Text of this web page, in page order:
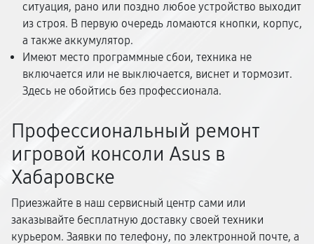
ситуация, рано или поздно любое устройство выходит
из строя. В первую очередь ломаются кнопки, корпус,
а также аккумулятор.
Имеют место программные сбои, техника не
включается или не выключается, виснет и тормозит.
Здесь не обойтись без профессионала.
Профессиональный ремонт
игровой консоли Asus в
Хабаровске
Приезжайте в наш сервисный центр сами или
заказывайте бесплатную доставку своей техники
курьером. Заявки по телефону, по электронной почте, а